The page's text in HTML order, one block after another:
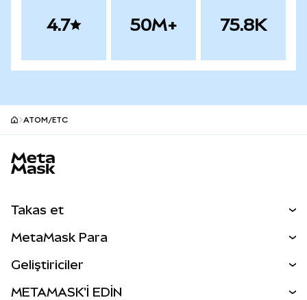
4.7 50M+ 75.8K
ATOM/ETC
Takas et
Perps
MetaMask Para
Geliştiriciler
METAMASK'İ EDİN